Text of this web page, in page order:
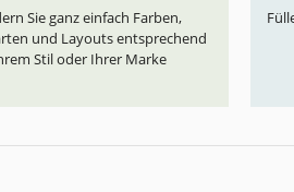
Sie ganz einfach Farben,
und Layouts entsprechend
Stil oder Ihrer Marke